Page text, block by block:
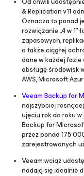
& Replication v11
Oznacza to ponad
rozwiązanie „4 w
zapasowych,
a także ciągłej
dane w każdej
obsługę środowisk
AWS, Microsoft
Veeam Backup for
najszybciej
ujęciu rok do roku w
Backupfor
przez ponad 175
zarejestrowanych
Veeam wciąż
nadają się idealnie